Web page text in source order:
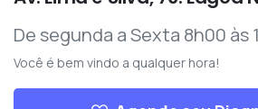
De segunda a Sexta 8h00 às
Você é bem vindo a qualquer hora!